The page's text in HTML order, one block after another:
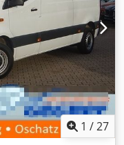
1 /27